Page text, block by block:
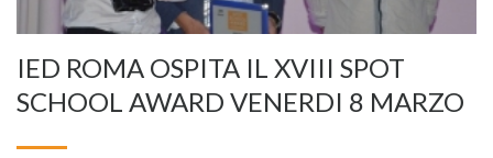
IED ROMA OSPITA IL XVIII SPOT
SCHOOL AWARD VENERDI 8 MARZO